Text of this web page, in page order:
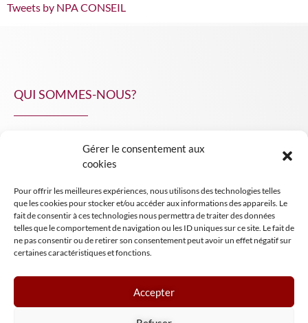
Gérer le consentement aux
cookies
Pour offrir les meilleures expériences, nous utilisons des technologies telles
que les cookies pour stocker et/ou accéder aux informations des appareils. Le
fait de consentir à ces technologies nous permettra de traiter des données
telles que le comportement de navigation ou les ID uniques sur ce site. Le fait de
ne pas consentir ou de retirer son consentement peut avoir un effet négatif sur
certaines caractéristiques et fonctions.
Accepter
Tweets by NPA CONSEIL
QUI SOMMES-NOUS?
INSIGHT NPA
Mentions légales